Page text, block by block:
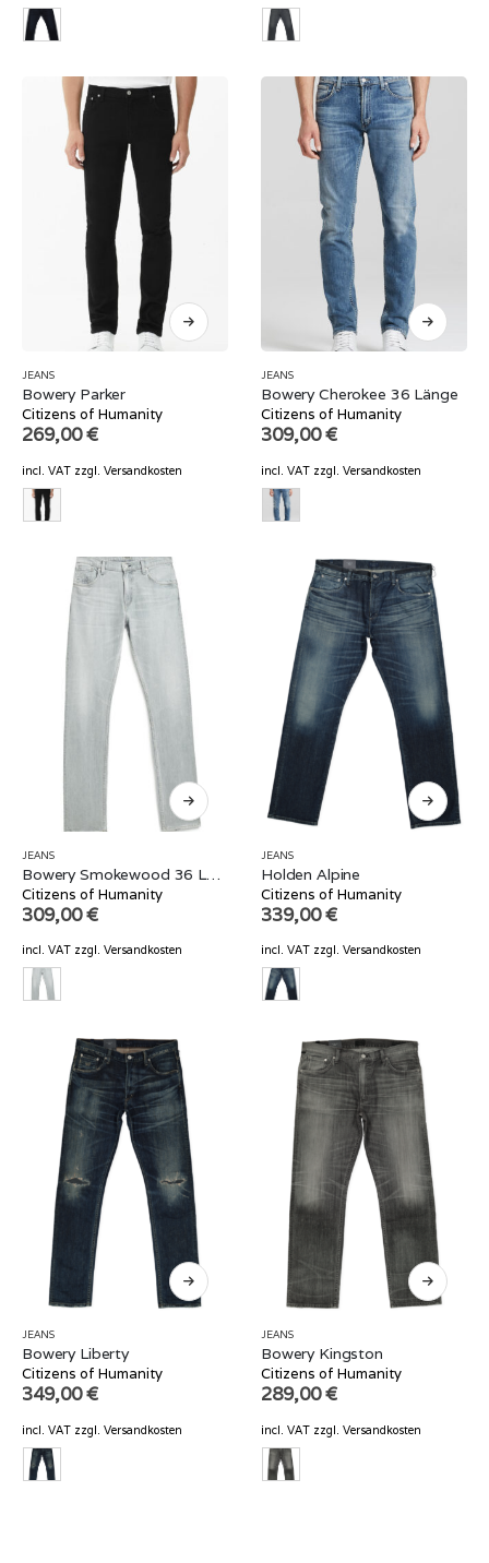
JEANS
Bowery Parker
Citizens of Humanity
269,00€
incl. VAT zzgl. Versandkosten
JEANS
Bowery Cherokee 36 Länge
Citizens of Humanity
309,00€
incl. VAT zzgl. Versandkosten
JEANS
Bowery Smokewood 36 Länge
Citizens of Humanity
309,00€
incl. VAT zzgl. Versandkosten
JEANS
Holden Alpine
Citizens of Humanity
339,00€
incl. VAT zzgl. Versandkosten
JEANS
Bowery Liberty
Citizens of Humanity
349,00€
incl. VAT zzgl. Versandkosten
JEANS
Bowery Kingston
Citizens of Humanity
289,00€
incl. VAT zzgl. Versandkosten